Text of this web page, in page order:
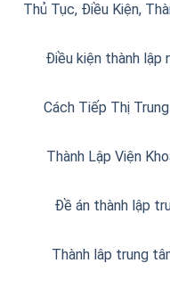
Thủ Tục, Điều Kiện,
Điều kiện thành lập
Cách Tiếp Thị
Thành Lập Viện
Đề án thành lập
Thành lâp trung